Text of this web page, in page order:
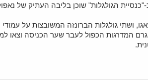
הגולגלות" שוכן בליבה העתיק של
ושתי גולגלות הברונזה המשובצות על עמודי
המדרגות הכפול לעבר שער הכניסה וצאו